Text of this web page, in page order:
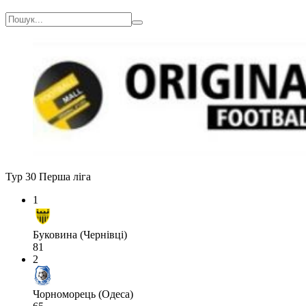
Тур 30 Перша ліга
1
Буковина (Чернівці)
81
2
Чорноморець (Одеса)